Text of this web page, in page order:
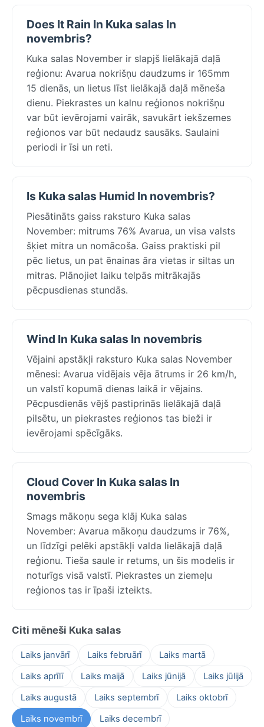
Does It Rain In Kuka salas In
novembris?
Kuka salas November ir slapjš lielākajā daļā
reģionu: Avarua nokrišņu daudzums ir 165mm
15 dienās, un lietus līst lielākajā daļā mēneša
dienu. Piekrastes un kalnu reģionos nokrišņu
var būt ievērojami vairāk, savukārt iekšzemes
reģionos var būt nedaudz sausāks. Saulaini
periodi ir īsi un reti.
Is Kuka salas Humid In novembris?
Piesātināts gaiss raksturo Kuka salas
November: mitrums 76% Avarua, un visa valsts
šķiet mitra un nomācoša. Gaiss praktiski pil
pēc lietus, un pat ēnainas āra vietas ir siltas un
mitras. Plānojiet laiku telpās mitrākajās
pēcpusdienas stundās.
Wind In Kuka salas In novembris
Vējaini apstākļi raksturo Kuka salas November
mēnesi: Avarua vidējais vēja ātrums ir 26 km/h,
un valstī kopumā dienas laikā ir vējains.
Pēcpusdienās vējš pastiprinās lielākajā daļā
pilsētu, un piekrastes reģionos tas bieži ir
ievērojami spēcīgāks.
Cloud Cover In Kuka salas In
novembris
Smags mākoņu sega klāj Kuka salas
November: Avarua mākoņu daudzums ir 76%,
un līdzīgi pelēki apstākļi valda lielākajā daļā
reģionu. Tieša saule ir retums, un šis modelis ir
noturīgs visā valstī. Piekrastes un ziemeļu
reģionos tas ir īpaši izteikts.
Citi mēneši Kuka salas
Laiks janvārī Laiks februārī
Laiks martā
Laiks aprīlī
Laiks maijā Laiks jūnijā
Laiks jūlijā
Laiks augustā
Laiks septembrī
Laiks oktobrī
Laiks novembrī
Laiks decembrī